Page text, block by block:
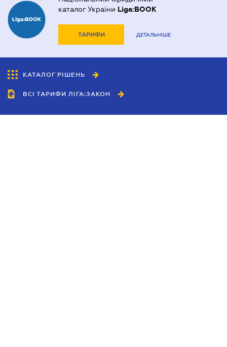
каталог України Liga:BOOK
ТАРИФИ ДЕТАЛЬНІШЕ
КАТАЛОГ РІШЕНЬ
ВСІ ТАРИФИ ЛІГА:ЗАКОН